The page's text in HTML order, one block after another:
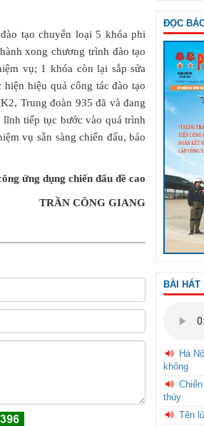
tạo chuyển loại 5 khóa phi
xong chương trình đào tạo
vụ; 1 khóa còn lại sắp sửa
hiệu quả công tác đào tạo
Trung đoàn 935 đã và đang
tiếp tục bước vào quá trình
vụ sẵn sàng chiến đấu, bảo
ứng dụng chiến đấu đề cao
TRẦN CÔNG GIANG
ĐỌC
BÀI HÁT
Hà
không
thùy
Tên